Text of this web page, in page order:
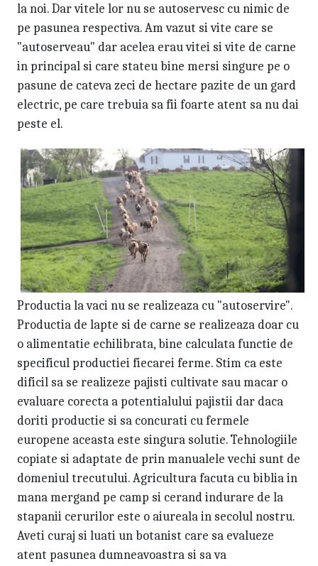
la noi. Dar vitele lor nu se autoservesc cu nimic de
pe pasunea respectiva. Am vazut si vite care se
"autoserveau" dar acelea erau vitei si vite de carne
in principal si care stateu bine mersi singure pe o
pasune de cateva zeci de hectare pazite de un gard
electric, pe care trebuia sa fii foarte atent sa nu dai
peste el.
Productia la vaci nu se realizeaza cu "autoservire".
Productia de lapte si de carne se realizeaza doar cu
o alimentatie echilibrata, bine calculata functie de
specificul productiei fiecarei ferme. Stim ca este
dificil sa se realizeze pajisti cultivate sau macar o
evaluare corecta a potentialului pajistii dar daca
doriti productie si sa concurati cu fermele
europene aceasta este singura solutie. Tehnologiile
copiate si adaptate de prin manualele vechi sunt de
domeniul trecutului. Agricultura facuta cu biblia in
mana mergand pe camp si cerand indurare de la
stapanii cerurilor este o aiureala in secolul nostru.
Aveti curaj si luati un botanist care sa evalueze
atent pasunea dumneavoastra si sa va